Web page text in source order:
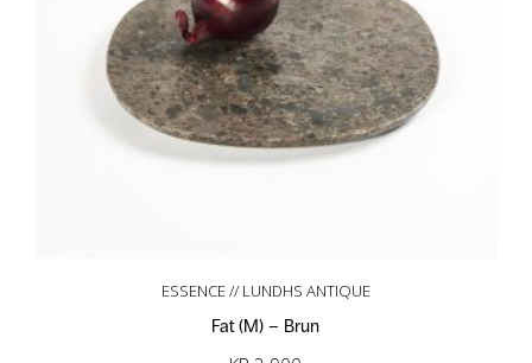
ESSENCE // LUNDHS ANTIQUE
Fat (M) – Brun